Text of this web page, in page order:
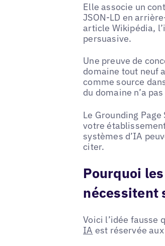
Elle associe un
JSON-LD en
article Wikipédia,
persuasive.
Une preuve de
domaine tout neuf
comme source
du domaine n’a
Le Grounding
votre
systèmes d’IA
citer.
Pourquoi
nécessitent
Voici l’idée fausse
IA est réservée